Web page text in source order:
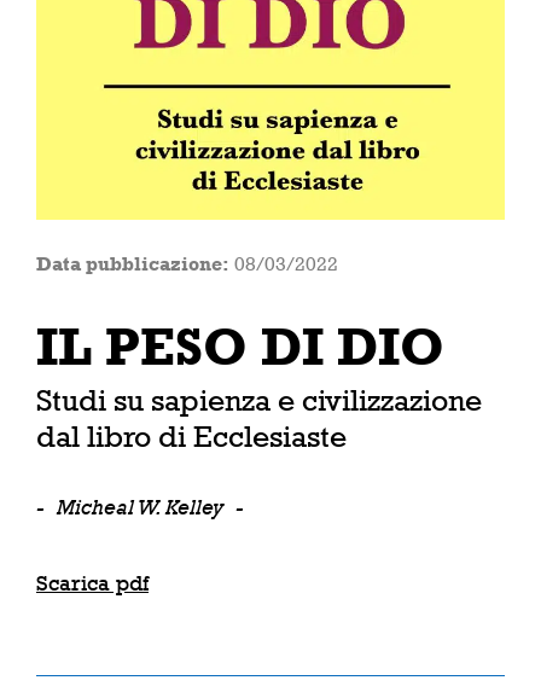
Data pubblicazione: 08/03/2022
IL PESO DI DIO
Studi su sapienza e civilizzazione
dal libro di Ecclesiaste
- Micheal W. Kelley -
Scarica pdf